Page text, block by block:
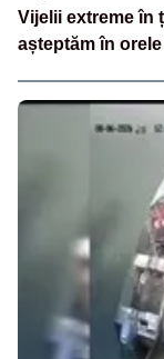
Vijelii extreme în
așteptăm în